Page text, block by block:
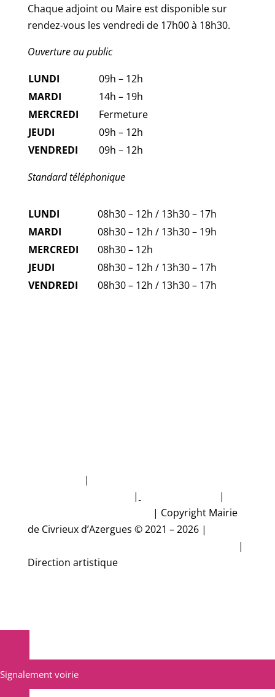
Chaque adjoint ou Maire est disponible sur
rendez-vous les vendredi de 17h00 à 18h30.
Ouverture au public
LUNDI
09h – 12h
MARDI
14h – 19h
MERCREDI
Fermeture
JEUDI
09h – 12h
VENDREDI
09h – 12h
Standard téléphonique
LUNDI
08h30 – 12h / 13h30 – 17h
MARDI
08h30 – 12h / 13h30 – 19h
MERCREDI
08h30 – 12h
JEUDI
08h30 – 12h / 13h30 – 17h
VENDREDI
08h30 – 12h / 13h30 – 17h
|
|
|
| Copyright Mairie
de Civrieux d’Azergues © 2021 – 2026 |
|
Direction artistique
Signalement voirie